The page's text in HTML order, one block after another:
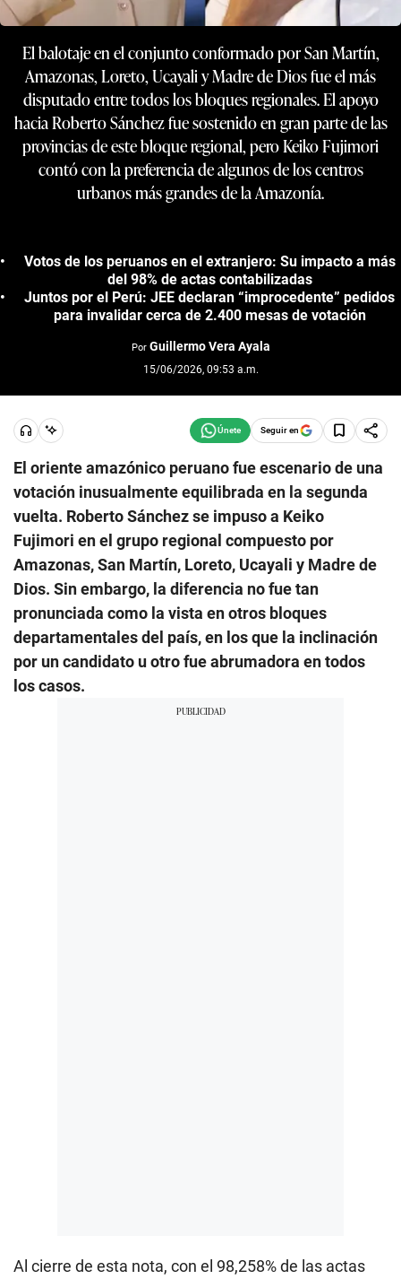
El balotaje en el conjunto conformado por San Martín,
Amazonas, Loreto, Ucayali y Madre de Dios fue el más
disputado entre todos los bloques regionales. El apoyo
hacia Roberto Sánchez fue sostenido en gran parte de las
provincias de este bloque regional, pero Keiko Fujimori
contó con la preferencia de algunos de los centros
urbanos más grandes de la Amazonía.
Votos de los peruanos en el extranjero: Su impacto a más
del 98% de actas contabilizadas
Juntos por el Perú: JEE declaran “improcedente” pedidos
para invalidar cerca de 2.400 mesas de votación
Por Guillermo Vera Ayala
15/06/2026, 09:53 a.m.
Seguir en
El oriente amazónico peruano fue escenario de una
votación inusualmente equilibrada en la segunda
vuelta. Roberto Sánchez se impuso a Keiko
Fujimori en el grupo regional compuesto por
Amazonas, San Martín, Loreto, Ucayali y Madre de
Dios. Sin embargo, la diferencia no fue tan
pronunciada como la vista en otros bloques
departamentales del país, en los que la inclinación
por un candidato u otro fue abrumadora en todos
los casos.
Al cierre de esta nota, con el 98,258% de las actas